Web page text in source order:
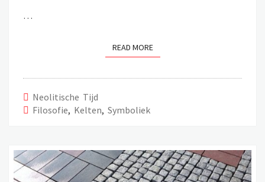
…
READ MOREREAD MORE
Neolitische Tijd
Filosofie, Kelten, Symboliek